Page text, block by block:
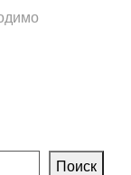
Поиск